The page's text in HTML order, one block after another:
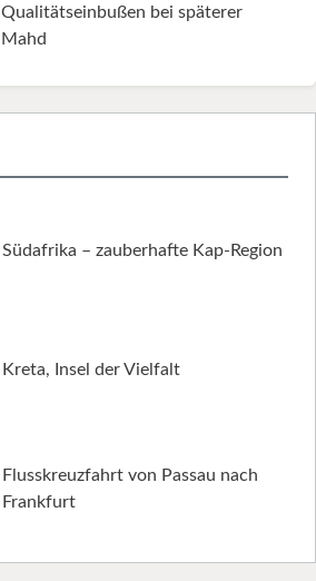
Qualitätseinbußen bei späterer
Mahd
Südafrika – zauberhafte Kap-Region
Kreta, Insel der Vielfalt
Flusskreuzfahrt von Passau nach
Frankfurt